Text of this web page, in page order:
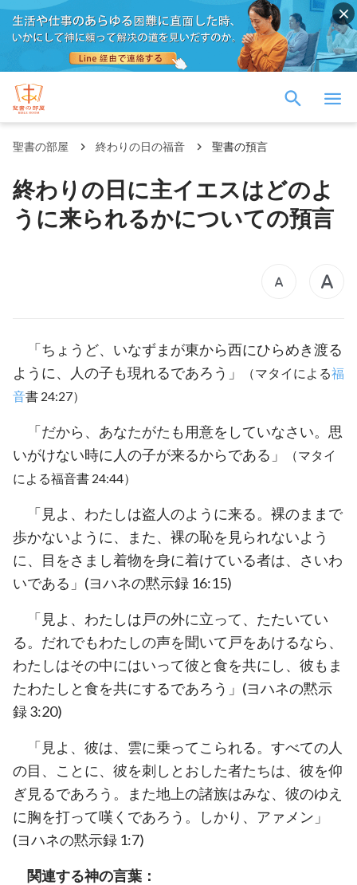
聖書の部屋 終わりの日の福音 聖書の預言
終わりの日に主イエスはどのよ
うに来られるかについての預言
「ちょうど、いなずまが東から西にひらめき渡る
ように、人の子も現れるであろう」
（マタイによる福
音書 24:27）
「だから、あなたがたも用意をしていなさい。思
いがけない時に人の子が来るからである」
（マタイ
による福音書 24:44）
「見よ、わたしは盗人のように来る。裸のままで
歩かないように、また、裸の恥を見られないよう
に、目をさまし着物を身に着けている者は、さいわ
いである」(ヨハネの黙示録 16:15)
「見よ、わたしは戸の外に立って、たたいてい
る。だれでもわたしの声を聞いて戸をあけるなら、
わたしはその中にはいって彼と食を共にし、彼もま
たわたしと食を共にするであろう」(ヨハネの黙示
録 3:20)
「見よ、彼は、雲に乗ってこられる。すべての人
の目、ことに、彼を刺しとおした者たちは、彼を仰
ぎ見るであろう。また地上の諸族はみな、彼のゆえ
に胸を打って嘆くであろう。しかり、アァメン」
(ヨハネの黙示録 1:7)
関連する神の言葉：